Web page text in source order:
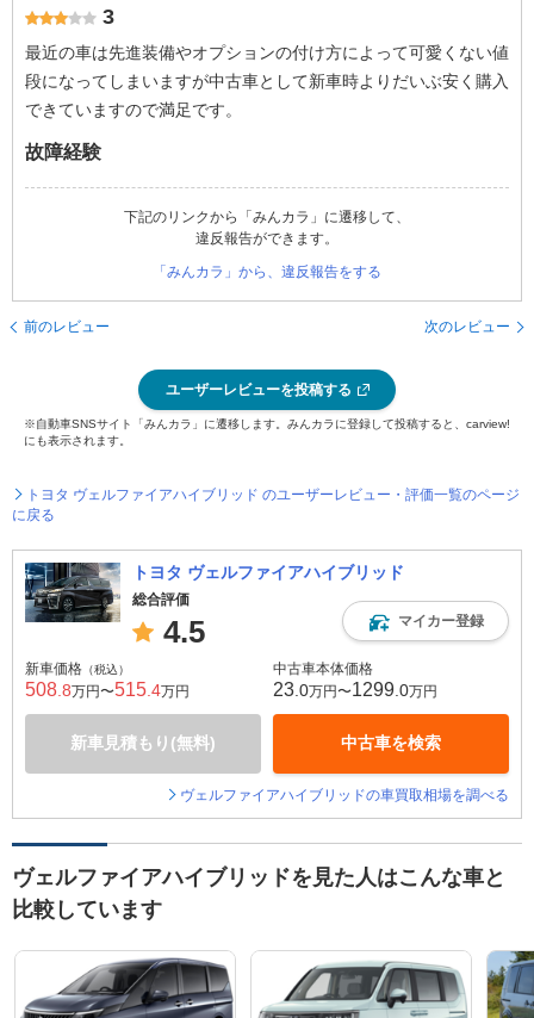
3
最近の車は先進装備やオプションの付け方によって可愛くない値
段になってしまいますが中古車として新車時よりだいぶ安く購入
できていますので満足です。
故障経験
下記のリンクから「みんカラ」に遷移して、
違反報告ができます。
「みんカラ」から、違反報告をする
前のレビュー 次のレビュー
ユーザーレビューを投稿する
※自動車SNSサイト「みんカラ」に遷移します。みんカラに登録して投稿すると、carview!
にも表示されます。
トヨタ ヴェルファイアハイブリッド のユーザーレビュー・評価一覧のページ
に戻る
トヨタ ヴェルファイアハイブリッド
総合評価
4.5 マイカー登録
新車価格 （税込）
508 .8万円〜515 .4万円
新車見積もり(無料)
中古車本体価格
23 .0万円〜1299 .0万円
中古車を検索
ヴェルファイアハイブリッドの車買取相場を調べる
ヴェルファイアハイブリッドを見た人はこんな車と
比較しています